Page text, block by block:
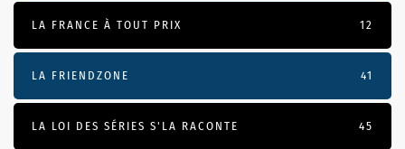
LA FRANCE À TOUT PRIX 12
LA FRIENDZONE 41
LA LOI DES SÉRIES S'LA RACONTE 45